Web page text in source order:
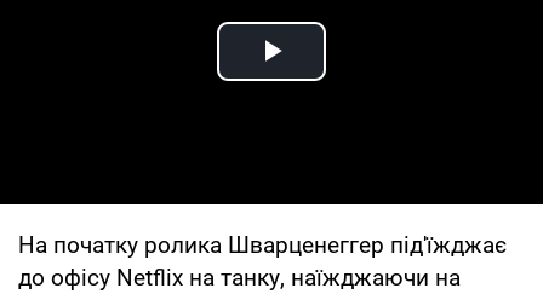
Play Video
На початку ролика Шварценеггер під'їжджає
до офісу Netflix на танку, наїжджаючи на